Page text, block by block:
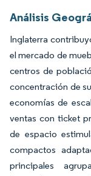
Análisis
Inglaterra
el mercado de
centros de
concentración de
economías de
ventas con ticket
de espacio
compactos
principales